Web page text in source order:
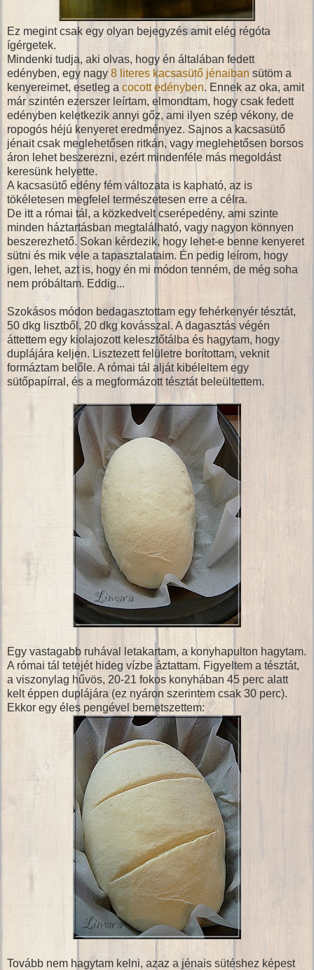
Ez megint csak egy olyan bejegyzés amit elég régóta
ígérgetek.
Mindenki tudja, aki olvas, hogy én általában fedett
edényben, egy nagy 8 literes kacsasütő jénaiban sütöm a
kenyereimet, esetleg a cocott edényben. Ennek az oka, amit
már szintén ezerszer leírtam, elmondtam, hogy csak fedett
edényben keletkezik annyi gőz, ami ilyen szép vékony, de
ropogós héjú kenyeret eredményez. Sajnos a kacsasütő
jénait csak meglehetősen ritkán, vagy meglehetősen borsos
áron lehet beszerezni, ezért mindenféle más megoldást
keresünk helyette.
A kacsasütő edény fém változata is kapható, az is
tökéletesen megfelel természetesen erre a célra.
De itt a római tál, a közkedvelt cserépedény, ami szinte
minden háztartásban megtalálható, vagy nagyon könnyen
beszerezhető. Sokan kérdezik, hogy lehet-e benne kenyeret
sütni és mik vele a tapasztalataim. Én pedig leírom, hogy
igen, lehet, azt is, hogy én mi módon tenném, de még soha
nem próbáltam. Eddig...
Szokásos módon bedagasztottam egy fehérkenyér tésztát,
50 dkg lisztből, 20 dkg kovásszal. A dagasztás végén
áttettem egy kiolajozott kelesztőtálba és hagytam, hogy
duplájára keljen. Lisztezett felületre borítottam, veknit
formáztam belőle. A római tál alját kibéleltem egy
sütőpapírral, és a megformázott tésztát beleültettem.
Egy vastagabb ruhával letakartam, a konyhapulton hagytam.
A római tál tetejét hideg vízbe áztattam. Figyeltem a tésztát,
a viszonylag hűvös, 20-21 fokos konyhában 45 perc alatt
kelt éppen duplájára (ez nyáron szerintem csak 30 perc).
Ekkor egy éles pengével bemetszettem:
Tovább nem hagytam kelni, azaz a jénais sütéshez képest